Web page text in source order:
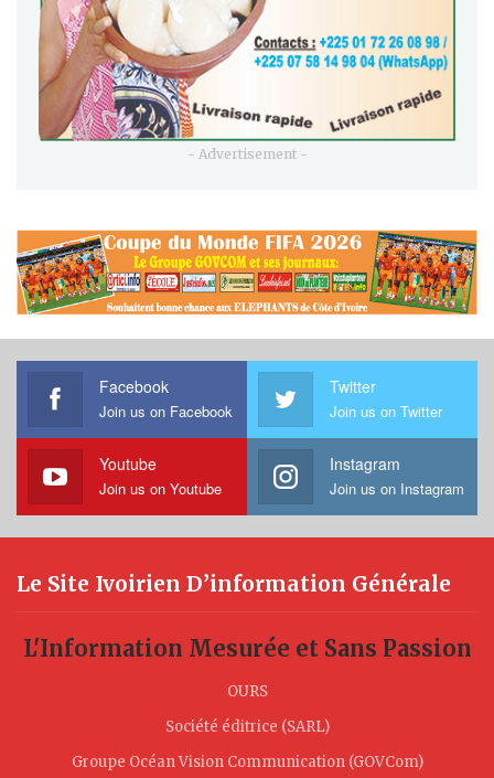
- Advertisement -
Facebook
Join us on Facebook
Twitter
Join us on Twitter
Youtube
Join us on Youtube
Instagram
Join us on Instagram
Le Site Ivoirien D’information Générale
L'Information Mesurée et Sans Passion
OURS
Société éditrice (SARL)
Groupe Océan Vision Communication (GOVCom)